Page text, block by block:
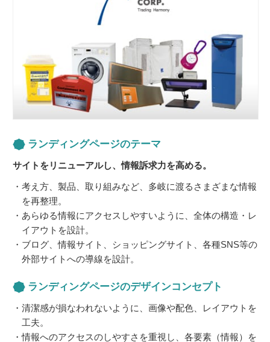
ランディングページのテーマ
サイトをリニューアルし、情報訴求力を高める。
考え方、製品、取り組みなど、多岐に渡るさまざまな情報
を再整理。
あらゆる情報にアクセスしやすいように、全体の構造・レ
イアウトを設計。
ブログ、情報サイト、ショッピングサイト、各種SNS等の
外部サイトへの導線を設計。
ランディングページのデザインコンセプト
清潔感が損なわれないように、画像や配色、レイアウトを
工夫。
情報へのアクセスのしやすさを重視し、各要素（情報）を